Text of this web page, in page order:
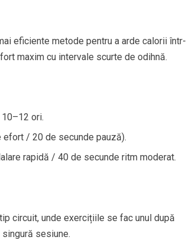
eficiente metode pentru a arde calorii într-
maxim cu intervale scurte de odihnă.
ori.
/ 20 de secunde pauză).
rapidă / 40 de secunde ritm moderat.
circuit, unde exercițiile se fac unul după
sesiune.